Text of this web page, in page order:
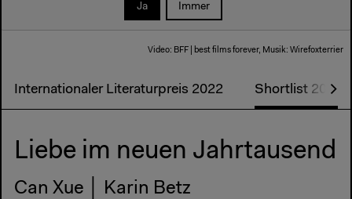
Ja Immer
Video: BFF | best films forever, Musik: Wirefoxterrier
Internationaler Literaturpreis 2022 Shortlist 2022
Liebe im neuen Jahrtausend
Can Xue │ Karin Betz